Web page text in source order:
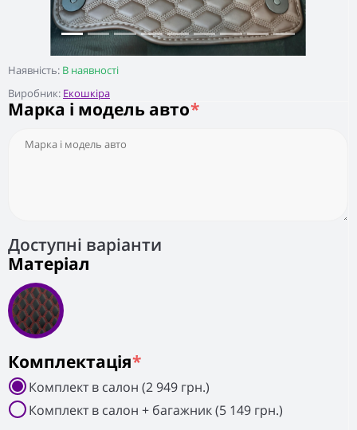
Наявність: В наявності
Виробник: Екошкіра
Доступні варіанти
Матеріал
Комплектація*
Комплект в салон (2 949 грн.)
Комплект в салон + багажник (5 149 грн.)
Марка і модель авто*